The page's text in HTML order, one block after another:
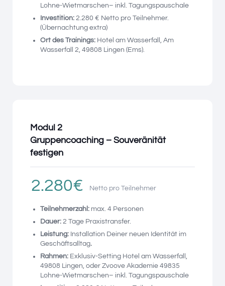
Lohne-Wietmarschen– inkl. Tagungspauschale
Investition: 2.280 € Netto pro Teilnehmer.
(Übernachtung extra)
Ort des Trainings: Hotel am Wasserfall, Am
Wasserfall 2, 49808 Lingen (Ems).
Modul 2
Gruppencoaching – Souveränität
festigen
2.280€ Netto pro Teilnehmer
Teilnehmerzahl: max. 4 Personen
Dauer: 2 Tage Praxistransfer.
Leistung: Installation Deiner neuen Identität im
Geschäftsalltag.
Rahmen: Exklusiv-Setting Hotel am Wasserfall,
49808 Lingen, oder Zvoove Akademie 49835
Lohne-Wietmarschen– inkl. Tagungspauschale